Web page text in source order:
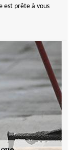
est prête à vous